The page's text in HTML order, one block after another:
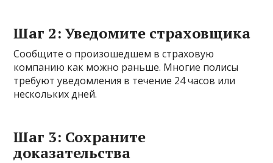
Шаг 2: Уведомите страховщика
Сообщите о произошедшем в страховую
компанию как можно раньше. Многие полисы
требуют уведомления в течение 24 часов или
нескольких дней.
Шаг 3: Сохраните
доказательства